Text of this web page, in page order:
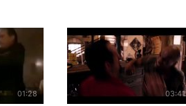
01:28 03:41